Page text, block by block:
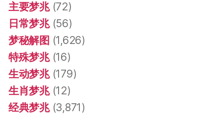
主要梦兆(72)
日常梦兆(56)
梦秘解图 (1,626)
特殊梦兆(16)
生动梦兆(179)
生肖梦兆(12)
经典梦兆(3,871)